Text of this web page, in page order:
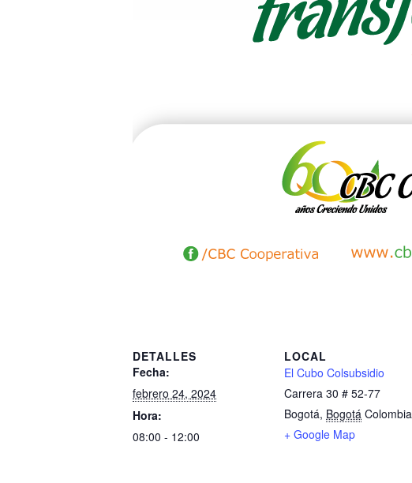
DETALLES
Fecha:
febrero 24, 2024
Hora:
08:00 - 12:00
LOCAL
El Cubo Colsubsidio
Carrera 30 # 52-77
Bogotá, Bogotá Colombia
+ Google Map